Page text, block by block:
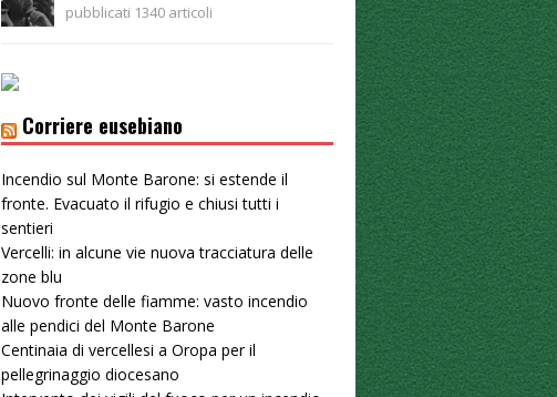
pubblicati 1340 articoli
Corriere eusebiano
Incendio sul Monte Barone: si estende il
fronte. Evacuato il rifugio e chiusi tutti i
sentieri
Vercelli: in alcune vie nuova tracciatura delle
zone blu
Nuovo fronte delle fiamme: vasto incendio
alle pendici del Monte Barone
Centinaia di vercellesi a Oropa per il
pellegrinaggio diocesano